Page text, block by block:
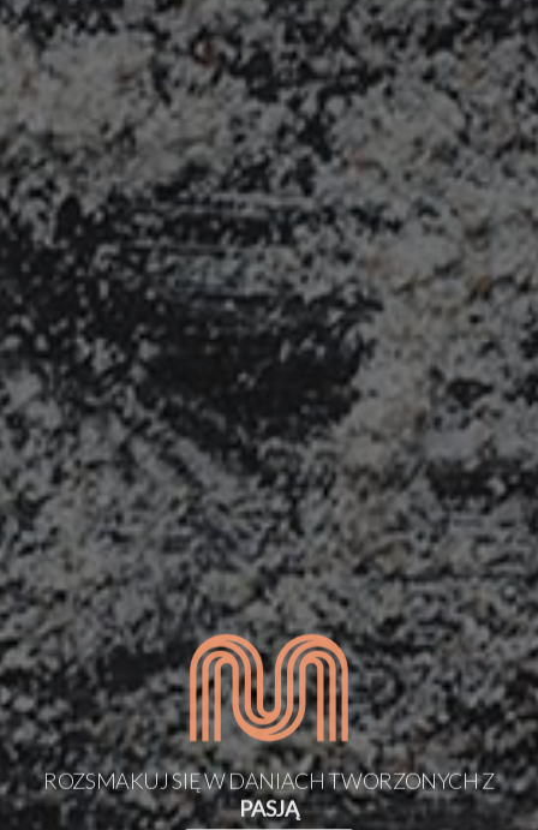
SMAKTRADYCYJNYCHPOTRAW